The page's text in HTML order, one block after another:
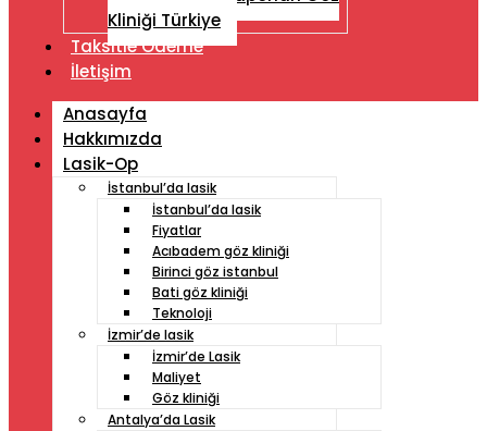
Kliniği Türkiye
Taksitle Ödeme
İletişim
Anasayfa
Hakkımızda
Lasik-Op
İstanbul’da lasik
İstanbul’da lasik
Fiyatlar
Acıbadem göz kliniği
Birinci göz istanbul
Bati göz kliniği
Teknoloji
İzmir’de lasik
İzmir’de Lasik
Maliyet
Göz kliniği
Antalya’da Lasik